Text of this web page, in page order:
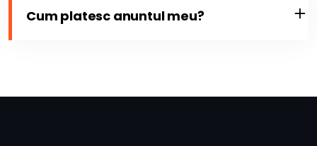
Cum platesc anuntul meu?